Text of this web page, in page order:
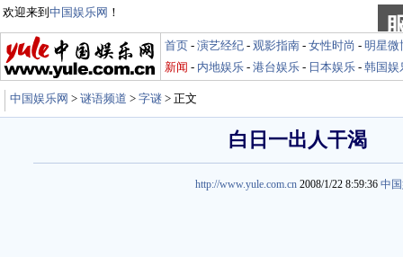
欢迎来到 中国娱乐网 ！
首页 - 演艺经纪 - 观影指南 - 女性时尚 - 明星微
新闻 - 内地娱乐 - 港台娱乐 - 日本娱乐 - 韩国娱
中国娱乐网 > 谜语频道 > 字谜 > 正文
白日一出人干渴
http://www.yule.com.cn 2008/1/22 8:59:36 中